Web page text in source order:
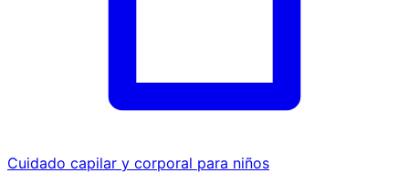
Cuidado capilar y corporal para niños